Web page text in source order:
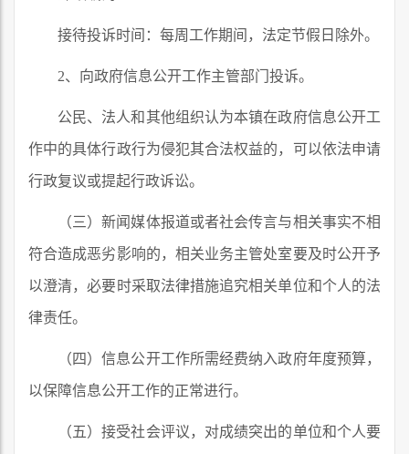
接待投诉时间：每周工作期间，法定节假日除外。
2、向政府信息公开工作主管部门投诉。
公民、法人和其他组织认为本镇在政府信息公开工
作中的具体行政行为侵犯其合法权益的，可以依法申请
行政复议或提起行政诉讼。
（三）新闻媒体报道或者社会传言与相关事实不相
符合造成恶劣影响的，相关业务主管处室要及时公开予
以澄清，必要时采取法律措施追究相关单位和个人的法
律责任。
（四）信息公开工作所需经费纳入政府年度预算，
以保障信息公开工作的正常进行。
（五）接受社会评议，对成绩突出的单位和个人要